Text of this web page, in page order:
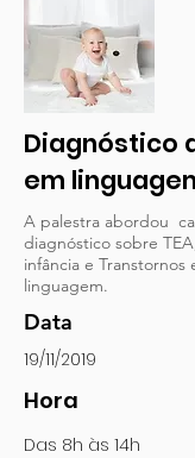
Diagnóstico
em
A palestra abordou
diagnóstico sobre
infância e Transtornos
linguagem.
Data
19/11/2019
Hora
Das 8h às 14h